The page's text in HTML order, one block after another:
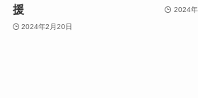
援
2024年2月20日
2024